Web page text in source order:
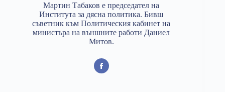
Мартин Табаков е председател на
Института за дясна политика. Бивш
съветник към Политическия кабинет на
министъра на външните работи Даниел
Митов.